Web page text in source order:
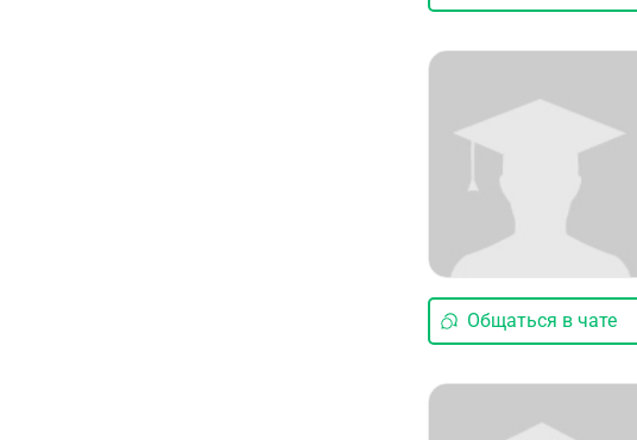
Общаться в чате